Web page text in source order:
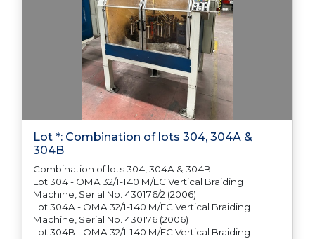
Lot *: Combination of lots 304, 304A &
304B
Combination of lots 304, 304A & 304B
Lot 304 - OMA 32/1-140 M/EC Vertical Braiding
Machine, Serial No. 430176/2 (2006)
Lot 304A - OMA 32/1-140 M/EC Vertical Braiding
Machine, Serial No. 430176 (2006)
Lot 304B - OMA 32/1-140 M/EC Vertical Braiding